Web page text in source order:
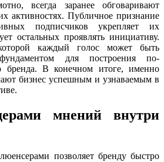
всегда заранее обговаривают
активностях. Публичное признание
подписчиков укрепляет их
остальных проявлять инициативу.
каждый голос может быть
для построения по-
бренда. В конечном итоге, именно
бизнес успешным и узнаваемым в
мнений внутри
позволяет бренду быстро